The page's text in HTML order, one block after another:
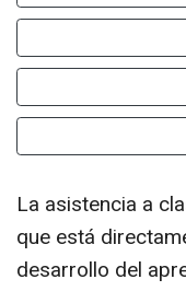
La asistencia a
que está
desarrollo del